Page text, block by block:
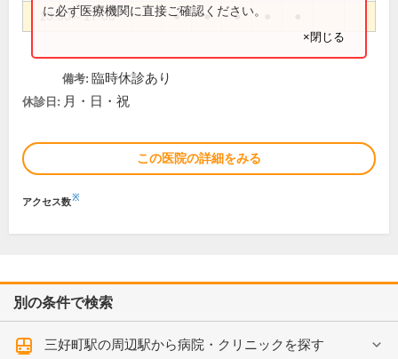
13:30～17:00 ● ● ●
に必ず医療機関に直接ご確認ください。
×閉じる
備考: 臨時休診あり
休診日: 月・日・祝
この医院の詳細をみる
アクセス数※
別の条件で検索
三好町駅の周辺駅から病院・クリニックを探す